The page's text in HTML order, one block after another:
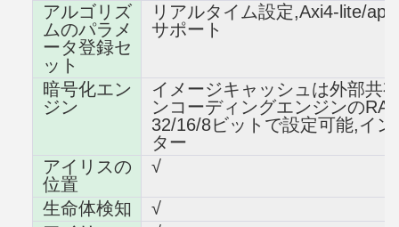
アルゴリズ
ムのパラメ
ータ登録セ
ット
リアルタイム設定,Axi4-lite/
サポート
暗号化エン
ジン
イメージキャッシュは外部共
ンコーディングエンジンの
32/16/8ビットで設定可能,イ
ター
アイリスの
位置
√
生命体検知
√